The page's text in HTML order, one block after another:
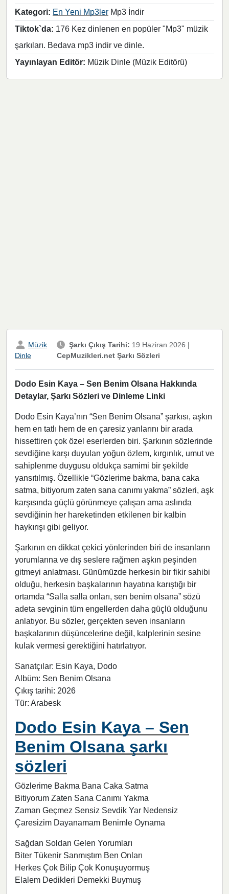
Kategori: En Yeni Mp3ler Mp3 İndir
Tiktok`da: 176 Kez dinlenen en popüler "Mp3" müzik
şarkıları. Bedava mp3 indir ve dinle.
Yayınlayan Editör: Müzik Dinle (Müzik Editörü)
Müzik
Dinle
Şarkı Çıkış Tarihi: 19 Haziran 2026 |
CepMuzikleri.net Şarkı Sözleri
Dodo Esin Kaya – Sen Benim Olsana Hakkında
Detaylar, Şarkı Sözleri ve Dinleme Linki
Dodo Esin Kaya’nın “Sen Benim Olsana” şarkısı, aşkın
hem en tatlı hem de en çaresiz yanlarını bir arada
hissettiren çok özel eserlerden biri. Şarkının sözlerinde
sevdiğine karşı duyulan yoğun özlem, kırgınlık, umut ve
sahiplenme duygusu oldukça samimi bir şekilde
yansıtılmış. Özellikle “Gözlerime bakma, bana caka
satma, bitiyorum zaten sana canımı yakma” sözleri, aşk
karşısında güçlü görünmeye çalışan ama aslında
sevdiğinin her hareketinden etkilenen bir kalbin
haykırışı gibi geliyor.
Şarkının en dikkat çekici yönlerinden biri de insanların
yorumlarına ve dış seslere rağmen aşkın peşinden
gitmeyi anlatması. Günümüzde herkesin bir fikir sahibi
olduğu, herkesin başkalarının hayatına karıştığı bir
ortamda “Salla salla onları, sen benim olsana” sözü
adeta sevginin tüm engellerden daha güçlü olduğunu
anlatıyor. Bu sözler, gerçekten seven insanların
başkalarının düşüncelerine değil, kalplerinin sesine
kulak vermesi gerektiğini hatırlatıyor.
Sanatçılar: Esin Kaya, Dodo
Albüm: Sen Benim Olsana
Çıkış tarihi: 2026
Tür: Arabesk
Dodo Esin Kaya – Sen
Benim Olsana şarkı
sözleri
Gözlerime Bakma Bana Caka Satma
Bitiyorum Zaten Sana Canımı Yakma
Zaman Geçmez Sensiz Sevdik Yar Nedensiz
Çaresizim Dayanamam Benimle Oynama
Sağdan Soldan Gelen Yorumları
Biter Tükenir Sanmıştım Ben Onları
Herkes Çok Bilip Çok Konuşuyormuş
Elalem Dedikleri Demekki Buymuş